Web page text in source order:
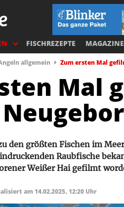
FISCHREZEPTE MAGAZINE
allgemein Zum ersten Mal
Mal
den größten Fischen im
Raubfische
Weißer Hai gefilmt
am 14.02.2025, 12:20 Uhr